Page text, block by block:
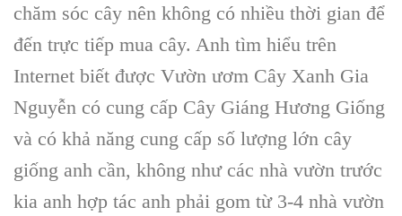
chăm sóc cây nên không có nhiều thời gian để
đến trực tiếp mua cây. Anh tìm hiểu trên
Internet biết được Vườn ươm Cây Xanh Gia
Nguyễn có cung cấp Cây Giáng Hương Giống
và có khả năng cung cấp số lượng lớn cây
giống anh cần, không như các nhà vườn trước
kia anh hợp tác anh phải gom từ 3-4 nhà vườn